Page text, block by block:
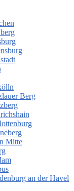
Berg
Mitte
an der Havel